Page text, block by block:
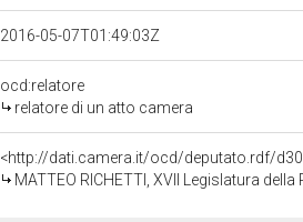
2016-05-07T01:49:03Z
ocd:relatore
relatore di un atto camera
<http://dati.camera.it/ocd/deputato.rdf/
MATTEO RICHETTI, XVII Legislatura della